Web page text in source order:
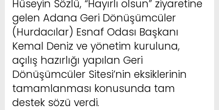
Hüseyin Sözlü, “Hayırlı olsun” ziyaretine
gelen Adana Geri Dönüşümcüler ​
(Hurdacılar)​ Esnaf Odası Başkanı
Kemal Deniz ve yönetim kuruluna,
açılış hazırlığı yapılan Geri
Dönüşümcüler Sitesi’nin eksiklerinin
tamamlanması konusunda tam
destek sözü verdi.